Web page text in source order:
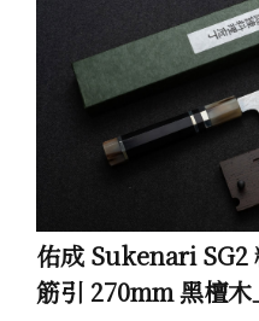
佑成 Sukenari SG2
筋引 270mm 黑檀